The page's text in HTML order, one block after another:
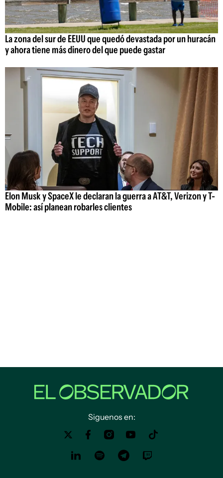
La zona del sur de EEUU que quedó devastada por un huracán
y ahora tiene más dinero del que puede gastar
Elon Musk y SpaceX le declaran la guerra a AT&T, Verizon y T-
Mobile: así planean robarles clientes
Siguenos en: